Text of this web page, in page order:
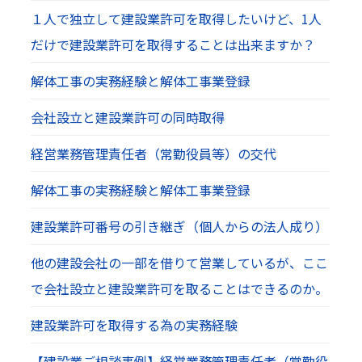
１人で独立して建設業許可を取得したいけど、1人
だけで建設業許可を取得することは出来ますか？
解体工事の実務経験と解体工事業登録
会社設立と建設業許可の同時取得
経営業務管理責任者（常勤役員等）の交代
解体工事の実務経験と解体工事業登録
建設業許可番号の引き継ぎ（個人からの法人成り）
他の建設会社の一部を借りて営業しているが、ここ
で会社設立と建設業許可を取ることはできるのか。
建設業許可を取得する為の実務経験